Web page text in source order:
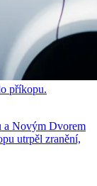
příkopu.
a Novým Dvorem
utrpěl zranění,